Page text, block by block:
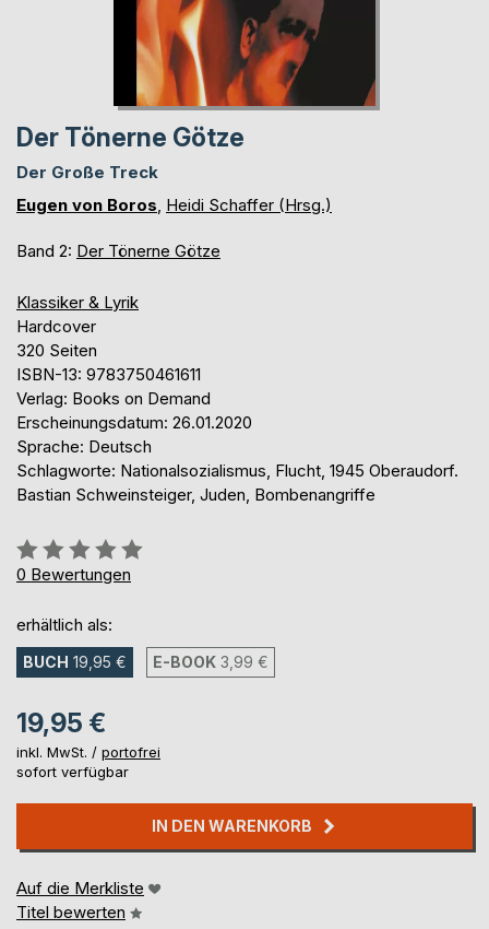
Der Tönerne Götze
Der Große Treck
Eugen von Boros Heidi Schaffer (Hrsg.)
Band 2: Der Tönerne Götze
Klassiker & Lyrik
Hardcover
320 Seiten
ISBN-13: 9783750461611
Verlag: Books on Demand
Erscheinungsdatum: 26.01.2020
Sprache: Deutsch
Schlagworte: Nationalsozialismus, Flucht, 1945 Oberaudorf.
Bastian Schweinsteiger, Juden, Bombenangriffe
Bewertung::
0%
0 Bewertungen
erhältlich als:
BUCH 19,95 € E-BOOK 3,99 €
19,95 €
inkl. MwSt. / portofrei
sofort verfügbar
IN DEN WARENKORB
Auf die Merkliste
Titel bewerten